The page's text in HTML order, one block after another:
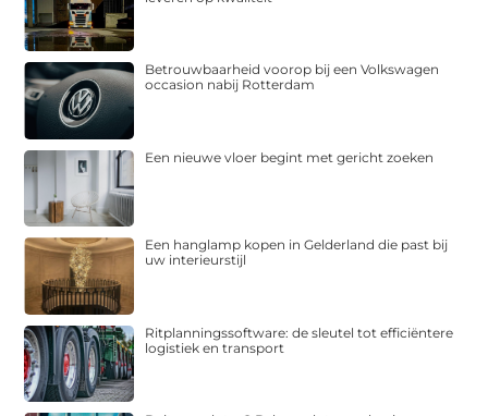
Betrouwbaarheid voorop bij een Volkswagen
occasion nabij Rotterdam
Een nieuwe vloer begint met gericht zoeken
Een hanglamp kopen in Gelderland die past bij
uw interieurstijl
Ritplanningssoftware: de sleutel tot efficiëntere
logistiek en transport